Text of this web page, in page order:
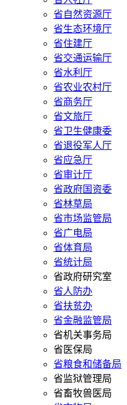
省自然资源厅
省生态环境厅
省住建厅
省交通运输厅
省水利厅
省农业农村厅
省商务厅
省文旅厅
省卫生健康委
省退役军人厅
省应急厅
省审计厅
省政府国资委
省林草局
省市场监管局
省广电局
省体育局
省统计局
省政府研究室
省人防办
省扶贫办
省金融监管局
省机关事务局
省医保局
省粮食和储备局
省监狱管理局
省畜牧兽医局